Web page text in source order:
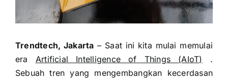
Trendtech, Jakarta – Saat ini kita mulai memulai
era Artificial Intelligence of Things (AIoT) .
Sebuah tren yang mengembangkan kecerdasan